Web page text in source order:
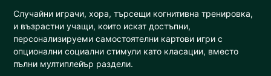
Случайни играчи, хора, търсещи когнитивна тренировка,
и възрастни учащи, които искат достъпни,
персонализируеми самостоятелни картови игри с
опционални социални стимули като класации, вместо
пълни мултиплейър раздели.